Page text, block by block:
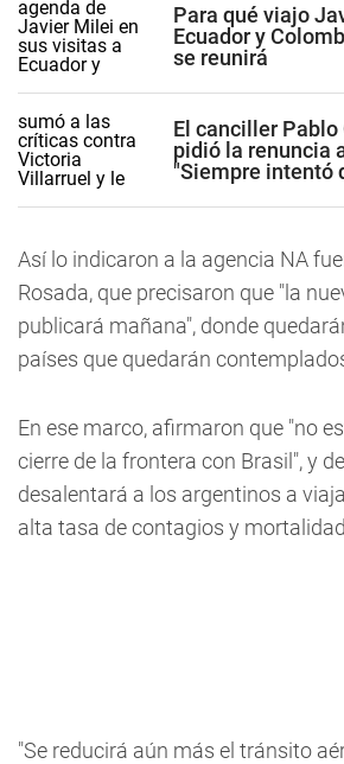
Para qué viajo
Ecuador y
se reunirá
El canciller
pidió la renuncia
"Siempre intentó
Así lo indicaron a la agencia NA
Rosada, que precisaron que "la
publicará mañana", donde
países que quedarán
En ese marco, afirmaron que "no
cierre de la frontera con Brasil", y
desalentará a los argentinos a
alta tasa de contagios y
"Se reducirá aún más el tránsito